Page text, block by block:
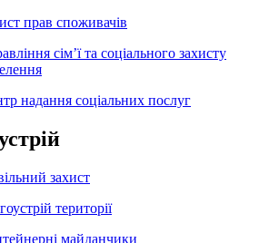
прав споживачів
сім’ї та соціального захисту
надання соціальних послуг
захист
території
майданчики